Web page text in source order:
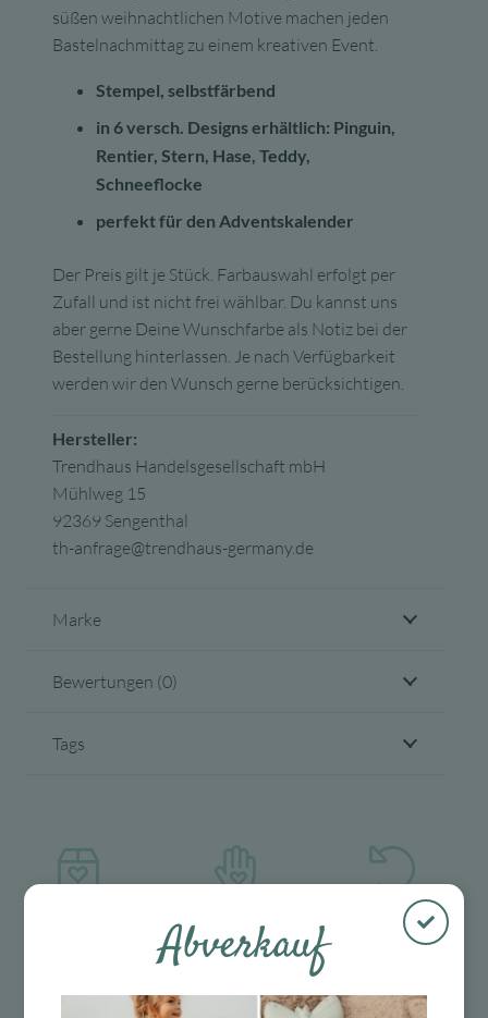
süßen weihnachtlichen Motive machen jeden
Bastelnachmittag zu einem kreativen Event.
Stempel, selbstfärbend
in 6 versch. Designs erhältlich: Pinguin,
Rentier, Stern, Hase, Teddy,
Schneeflocke
perfekt für den Adventskalender
Der Preis gilt je Stück. Farbauswahl erfolgt per
Zufall und ist nicht frei wählbar. Du kannst uns
aber gerne Deine Wunschfarbe als Notiz bei der
Bestellung hinterlassen. Je nach Verfügbarkeit
werden wir den Wunsch gerne berücksichtigen.
Hersteller:
Trendhaus Handelsgesellschaft mbH
Mühlweg 15
92369 Sengenthal
th-anfrage@trendhaus-germany.de
Marke
Bewertungen (0)
Tags
Mit viel Liebe
ausgewählte &
verpackte
30 Tage Rückgaberecht
Abverkauf